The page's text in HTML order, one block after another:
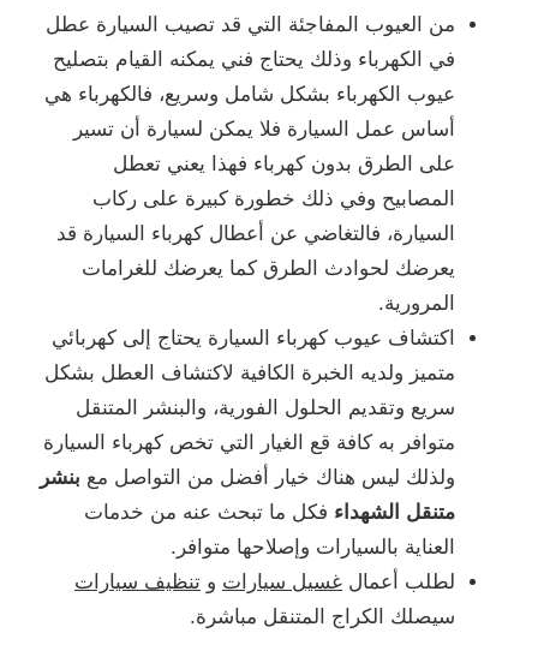
من العيوب المفاجئة التي قد تصيب السيارة عطل
في الكهرباء وذلك يحتاج فني يمكنه القيام بتصليح
عيوب الكهرباء بشكل شامل وسريع، فالكهرباء هي
أساس عمل السيارة فلا يمكن لسيارة أن تسير
على الطرق بدون كهرباء فهذا يعني تعطل
المصابيح وفي ذلك خطورة كبيرة على ركاب
السيارة، فالتغاضي عن أعطال كهرباء السيارة قد
يعرضك لحوادث الطرق كما يعرضك للغرامات
المرورية.
اكتشاف عيوب كهرباء السيارة يحتاج إلى كهربائي
متميز ولديه الخبرة الكافية لاكتشاف العطل بشكل
سريع وتقديم الحلول الفورية، والبنشر المتنقل
متوافر به كافة قع الغيار التي تخص كهرباء السيارة
ولذلك ليس هناك خيار أفضل من التواصل مع بنشر
متنقل الشهداء فكل ما تبحث عنه من خدمات
العناية بالسيارات وإصلاحها متوافر.
لطلب أعمال غسيل سيارات و تنظيف سيارات
سيصلك الكراج المتنقل مباشرة.